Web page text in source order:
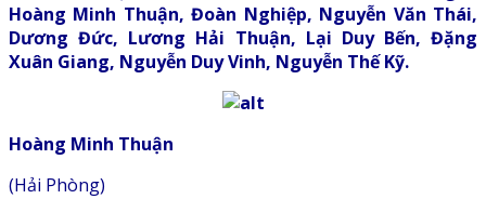
Hoàng Minh Thuận, Đoàn Nghiệp, Nguyễn Văn Thái,
Dương Đức, Lương Hải Thuận, Lại Duy Bến, Đặng
Xuân Giang, Nguyễn Duy Vinh, Nguyễn Thế Kỹ.
Hoàng Minh Thuận
(Hải Phòng)